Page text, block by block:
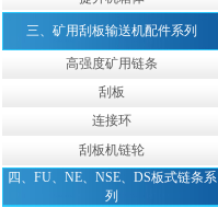
三、矿用刮板输送机配件系列
高强度矿用链条
刮板
连接环
刮板机链轮
四、FU、NE、NSE、DS板式链条系
列